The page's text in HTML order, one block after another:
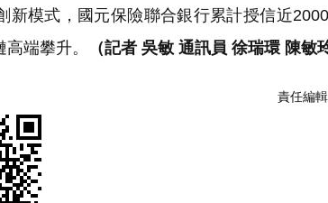
模式，國元保險聯合銀行累計授信近2000
端攀升。
（記者 吳敏 通訊員 徐瑞環 陳敏
責任編輯